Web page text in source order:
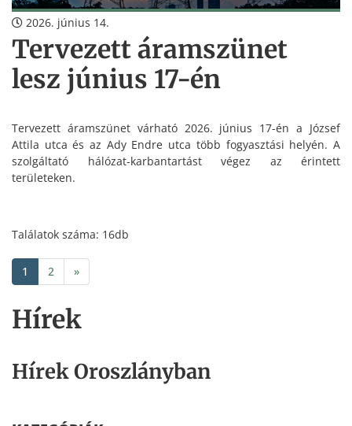
Hírek
Hírek Oroszlányban
2026. június 14.
Tervezett áramszünet
lesz június 17-én
Tervezett áramszünet várható 2026. június 17-én a József
Attila utca és az Ady Endre utca több fogyasztási helyén. A
szolgáltató hálózat-karbantartást végez az érintett
területeken.
Találatok száma: 16db
1 2 »